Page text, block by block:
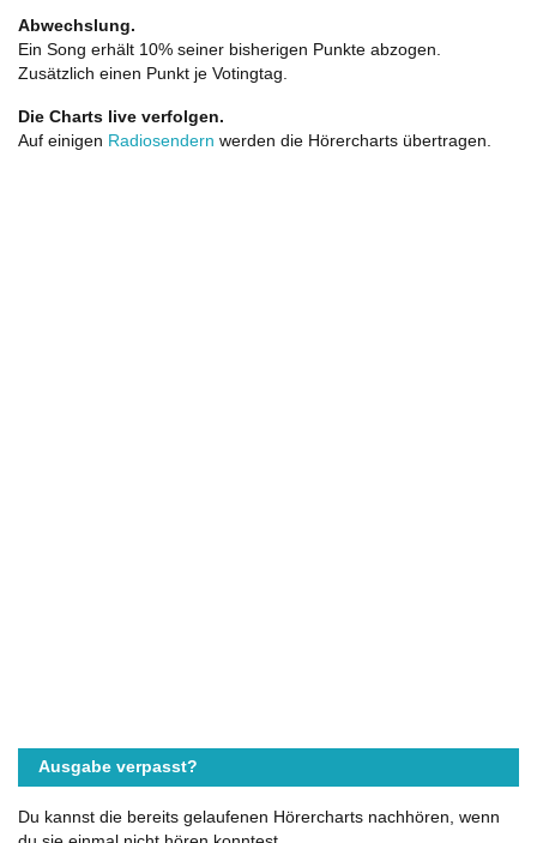
Abwechslung.
Ein Song erhält 10% seiner bisherigen Punkte abzogen.
Zusätzlich einen Punkt je Votingtag.
Die Charts live verfolgen.
Auf einigen Radiosendern werden die Hörercharts übertragen.
Ausgabe verpasst?
Du kannst die bereits gelaufenen Hörercharts nachhören, wenn